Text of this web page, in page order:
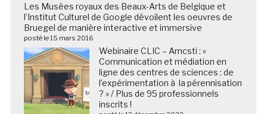
Les Musées royaux des Beaux-Arts de Belgique et
l’Institut Culturel de Google dévoilent les oeuvres de
Bruegel de manière interactive et immersive
posté le 15 mars 2016
Webinaire CLIC – Amcsti : «
Communication et médiation en
ligne des centres de sciences : de
l’expérimentation à la pérennisation
? » / Plus de 95 professionnels
inscrits !